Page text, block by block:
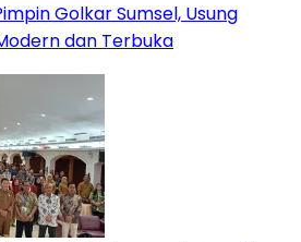
Golkar Sumsel, Usung
dan Terbuka